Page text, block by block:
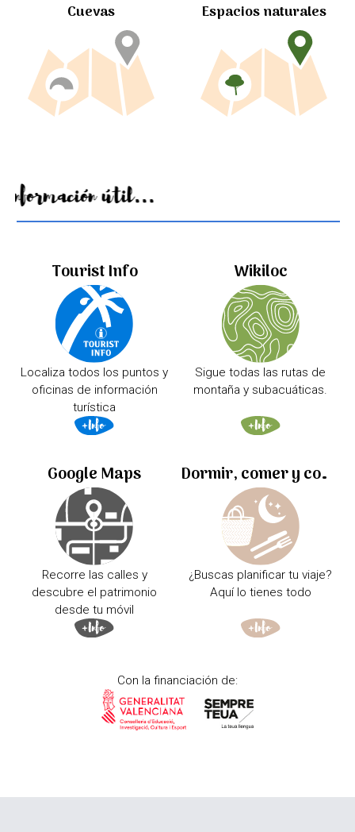
Cuevas Espacios naturales
Información útil...
Tourist Info
Localiza todos los puntos y
oficinas de información
turística
Wikiloc
Sigue todas las rutas de
montaña y subacuáticas.
Google Maps
Recorre las calles y
descubre el patrimonio
desde tu móvil
Dormir, comer y comprar
¿Buscas planificar tu viaje?
Aquí lo tienes todo
Con la financiación de: